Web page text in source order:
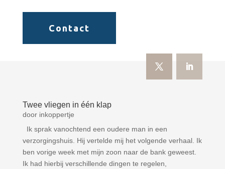
Contact
Twee vliegen in één klap
door inkoppertje
Ik sprak vanochtend een oudere man in een
verzorgingshuis. Hij vertelde mij het volgende verhaal. Ik
ben vorige week met mijn zoon naar de bank geweest.
Ik had hierbij verschillende dingen te regelen,